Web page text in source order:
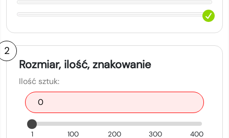
2
Rozmiar, ilość, znakowanie
Ilość sztuk:
1 100 200 300 400